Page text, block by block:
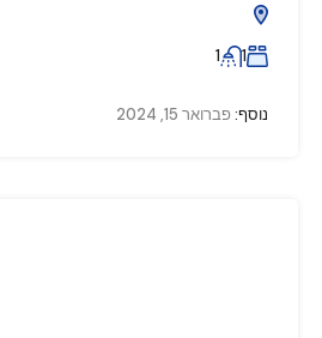
1
1
נוסף:פברואר 15, 2024